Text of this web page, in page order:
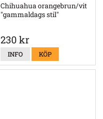
Chihuahua orangebrun/vit
"gammaldags stil"
230 kr
INFO KÖP